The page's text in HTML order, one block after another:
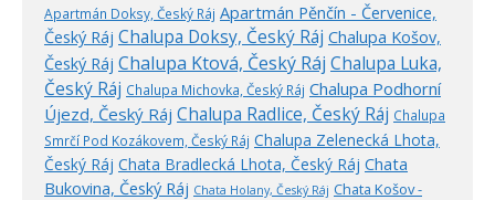
Apartmán Doksy, Český Ráj Apartmán Pěnčín - Červenice,
Český Ráj Chalupa Doksy, Český Ráj Chalupa Košov,
Český Ráj Chalupa Ktová, Český Ráj Chalupa Luka,
Český Ráj Chalupa Michovka, Český Ráj Chalupa Podhorní
Újezd, Český Ráj Chalupa Radlice, Český Ráj Chalupa
Smrčí Pod Kozákovem, Český Ráj Chalupa Zelenecká Lhota,
Český Ráj Chata Bradlecká Lhota, Český Ráj Chata
Bukovina, Český Ráj Chata Holany, Český Ráj Chata Košov -